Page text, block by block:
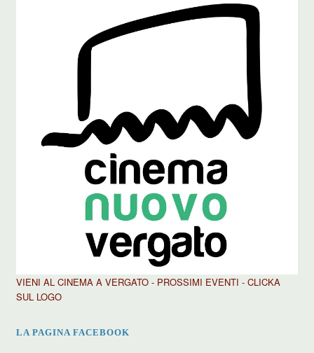
VIENI AL CINEMA A VERGATO - PROSSIMI EVENTI - CLICKA
SUL LOGO
LA PAGINA FACEBOOK